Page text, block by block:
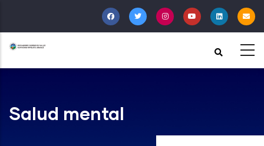
al
contenido
principal
Salud mental